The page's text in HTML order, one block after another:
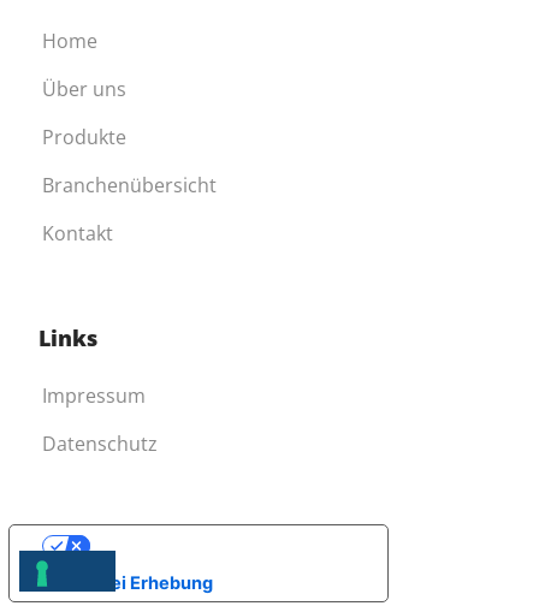
Home
Über uns
Produkte
Branchenübersicht
Kontakt
Links
Impressum
Datenschutz
Hinweis bei Erhebung
Ihre Datenschutzeinstellungen